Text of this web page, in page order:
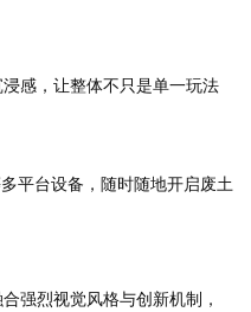
感，让整体不只是单一玩法
平台设备，随时随地开启废土
强烈视觉风格与创新机制，